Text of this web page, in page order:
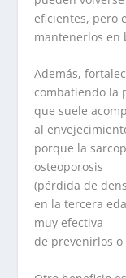
eficientes, pero
mantenerlos en
Además,
combatiendo la
que suele
al
porque la
osteoporosis
(pérdida de
en la tercera
muy efectiva
de prevenirlos